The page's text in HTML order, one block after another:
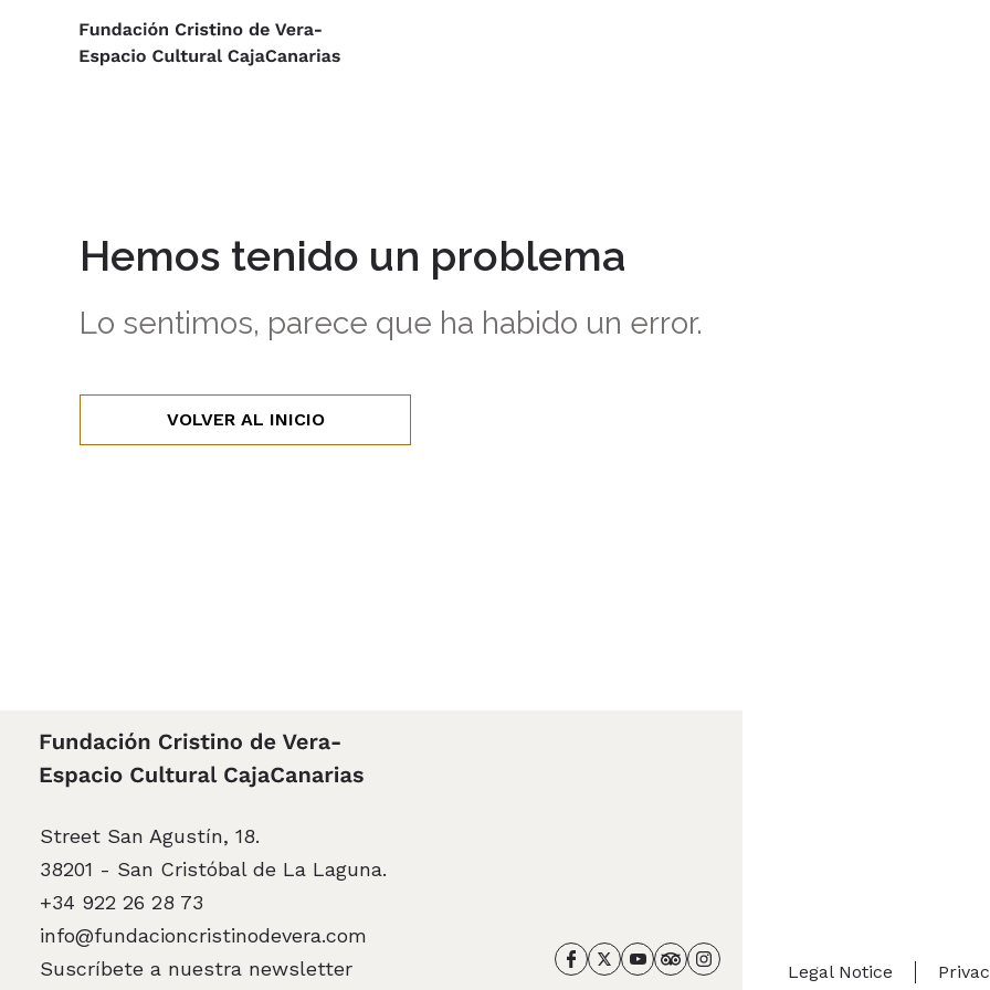
Hemos tenido un problema
Lo sentimos, parece que ha habido un error.
VOLVER AL INICIO
Street San Agustín, 18.
38201 - San Cristóbal de La Laguna.
+34 922 26 28 73
info@fundacioncristinodevera.com
Suscríbete a nuestra newsletter
Legal Notice